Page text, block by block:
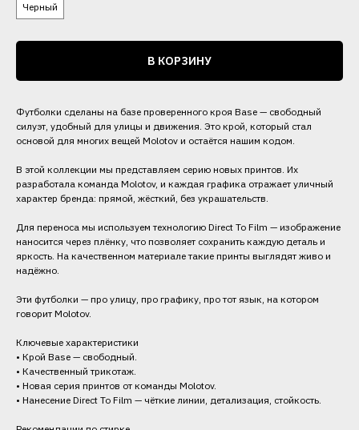
Черный
В КОРЗИНУ
Футболки сделаны на базе проверенного кроя Base — свободный
силуэт, удобный для улицы и движения. Это крой, который стал
основой для многих вещей Molotov и остаётся нашим кодом.
В этой коллекции мы представляем серию новых принтов. Их
разработала команда Molotov, и каждая графика отражает уличный
характер бренда: прямой, жёсткий, без украшательств.
Для переноса мы используем технологию Direct To Film — изображение
наносится через плёнку, что позволяет сохранить каждую деталь и
яркость. На качественном материале такие принты выглядят живо и
надёжно.
Эти футболки — про улицу, про графику, про тот язык, на котором
говорит Molotov.
Ключевые характеристики
• Крой Base — свободный.
• Качественный трикотаж.
• Новая серия принтов от команды Molotov.
• Нанесение Direct To Film — чёткие линии, детализация, стойкость.